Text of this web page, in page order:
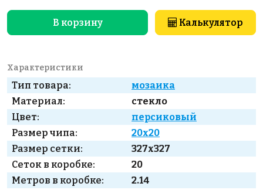
В корзину Калькулятор
Характеристики
Тип товара:
мозаика
Материал:
стекло
Цвет:
персиковый
Размер чипа:
20x20
Размер сетки:
327x327
Сеток в коробке:
20
Метров в коробке:
2.14